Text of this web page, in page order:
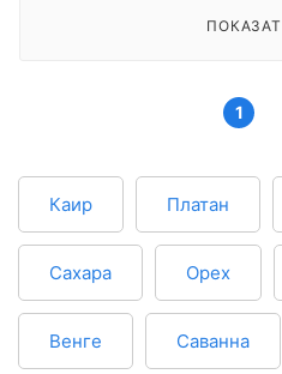
1
Каир Платан
Сахара Орех
Венге Саванна